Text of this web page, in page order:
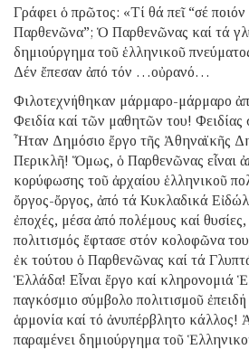
Γράφει ὁ πρῶτος: «Τί θά πεῖ “σέ
Παρθενῶνα”; Ὁ Παρθενῶνας καί τά
δημιούργημα τοῦ ἑλληνικοῦ
Δέν ἔπεσαν ἀπό τόν …οὐρανό…
Φιλοτεχνήθηκαν μάρμαρο-μάρμαρο
Φειδία καί τῶν μαθητῶν του! Φειδίας
Ἦταν Δημόσιο ἔργο τῆς Ἀθηναϊκῆς
Περικλῆ! Ὅμως, ὁ Παρθενῶνας εἶναι
κορύφωσης τοῦ ἀρχαίου ἑλληνικοῦ
ὄργος-ὄργος, ἀπό τά Κυκλαδικά
ἐποχές, μέσα ἀπό πολέμους καί
πολιτισμός ἔφτασε στόν κολοφῶνα
ἐκ τούτου ὁ Παρθενῶνας καί τά
Ἑλλάδα! Εἶναι ἔργο καί κληρονομιά
παγκόσμιο σύμβολο πολιτισμοῦ
ἁρμονία καί τό ἀνυπέρβλητο κάλλος!
παραμένει δημιούργημα τοῦ